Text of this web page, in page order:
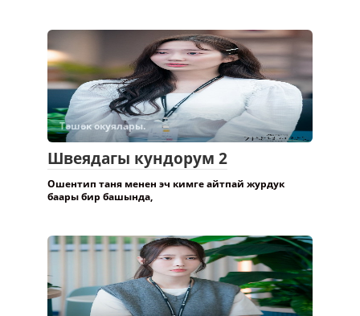
Төшөк окуялары.
Швеядагы кундорум 2
Ошентип таня менен эч кимге айтпай журдук
баары бир башында,